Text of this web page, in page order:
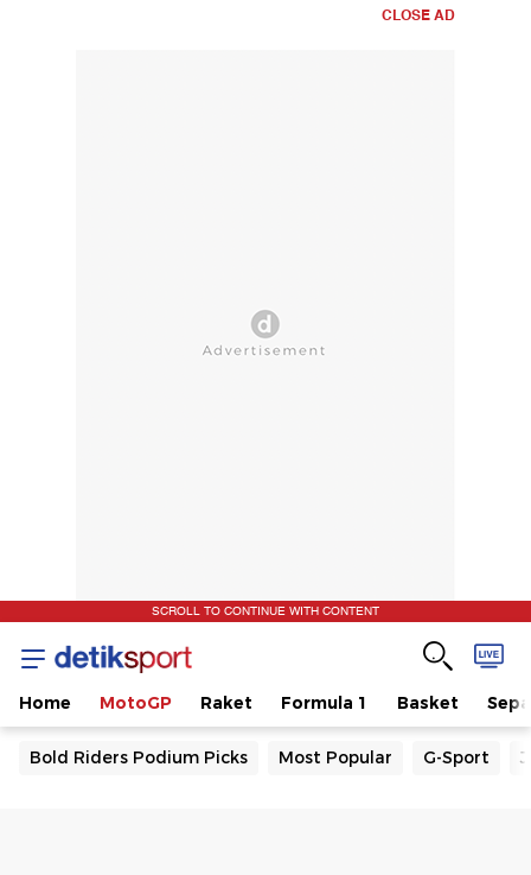
CLOSE AD
SCROLL TO CONTINUE WITH CONTENT
Home MotoGP Raket Formula 1 Basket
Bold Riders Podium Picks Most Popular G-Sport